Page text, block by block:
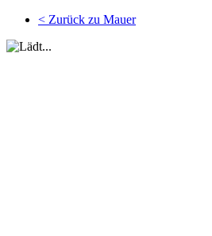
< Zurück zu Mauer